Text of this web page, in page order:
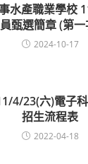
水產職業學校
員甄選簡章 (第
2024-10-17
4/23(六)電子
招生流程表
2022-04-18